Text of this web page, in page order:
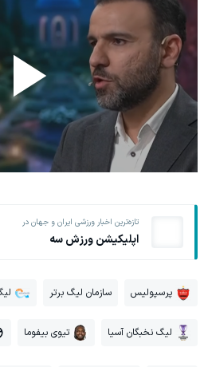
تازه‌ترین اخبار ورزشی ایران و جهان در
اپلیکیشن ورزش سه
پرسپولیس سازمان لیگ برتر
لیگ نخبگان آسیا تیوی بیفوما